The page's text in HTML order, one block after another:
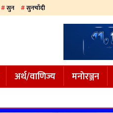
सुन सुनचाँदी
अर्थ/वाणिज्य मनाेरञ्जन